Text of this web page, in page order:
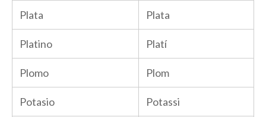
Plata Plata
Platino Platí
Plomo Plom
Potasio Potassi